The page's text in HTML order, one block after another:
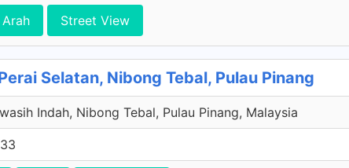
Arah Street View
Selatan, Nibong Tebal, Pulau Pinang
Indah, Nibong Tebal, Pulau Pinang, Malaysia